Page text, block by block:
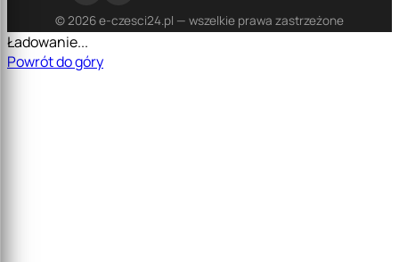
© 2026 e-czesci24.pl — wszelkie prawa zastrzeżone
Ładowanie...
Powrót do góry